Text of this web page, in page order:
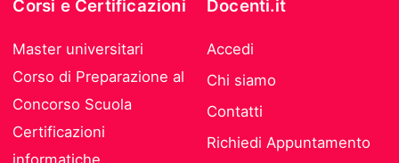
Corsi e Certificazioni
Master universitari
Corso di Preparazione al
Concorso Scuola
Certificazioni
Docenti.it
Accedi
Chi siamo
Contatti
Richiedi Appuntamento